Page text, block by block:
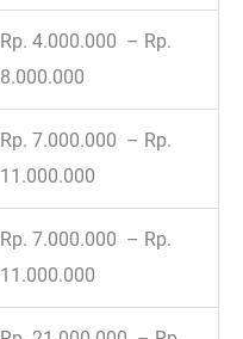
Rp. 4.000.000 – Rp.
8.000.000
Rp. 7.000.000 – Rp.
11.000.000
Rp. 7.000.000 – Rp.
11.000.000